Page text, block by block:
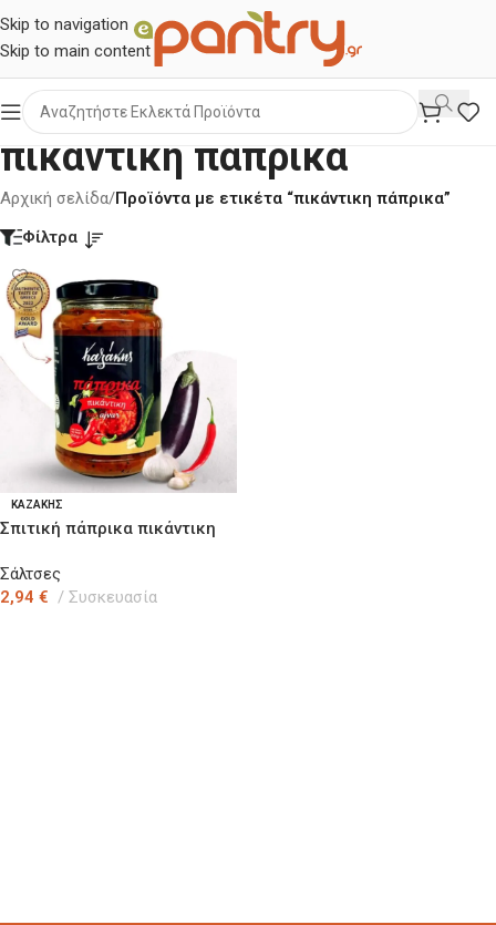
Skip to navigation
Skip to main content
πικάντικη πάπρικα
Αρχική σελίδα/Προϊόντα με ετικέτα “πικάντικη πάπρικα”
Φίλτρα
ΚΑΖΑΚΗΣ
Σπιτική πάπρικα πικάντικη
Σάλτσες
2,94 € Συσκευασία